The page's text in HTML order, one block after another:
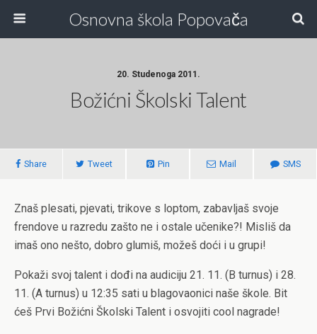
Osnovna škola Popovača
20. Studenoga 2011.
Božićni Školski Talent
Share Tweet Pin Mail SMS
Znaš plesati, pjevati, trikove s loptom, zabavljaš svoje
frendove u razredu zašto ne i ostale učenike?! Misliš da
imaš ono nešto, dobro glumiš, možeš doći i u grupi!
Pokaži svoj talent i dođi na audiciju 21. 11. (B turnus) i 28.
11. (A turnus) u 12:35 sati u blagovaonici naše škole. Bit
ćeš Prvi Božićni Školski Talent i osvojiti cool nagrade!